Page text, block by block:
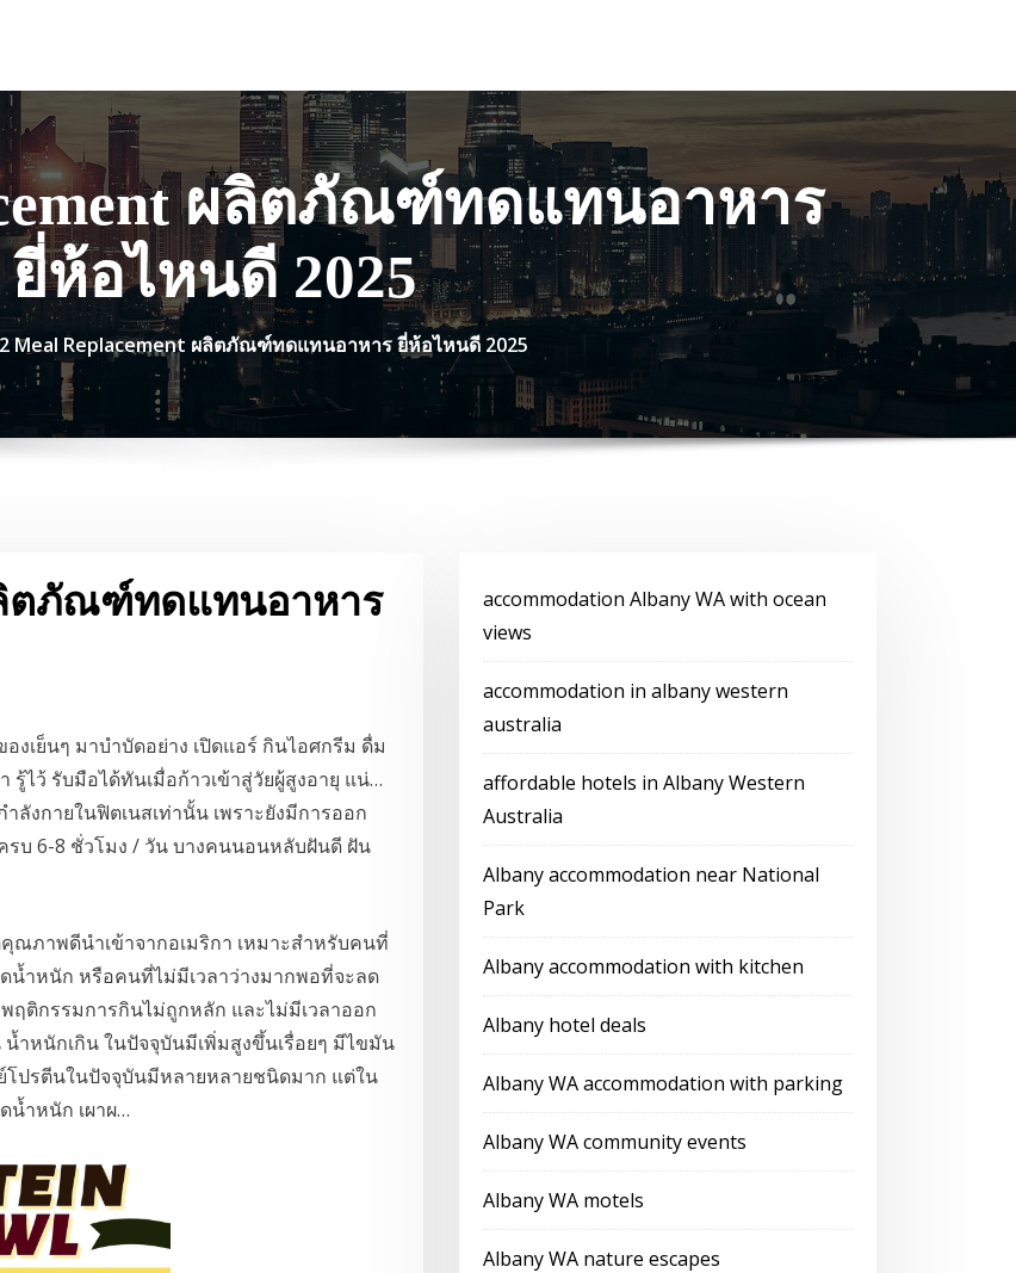
ผลิตภัณฑ์ทดแทนอาหาร
ยี่ห้อไหนดี 2025
Meal Replacement ผลิตภัณฑ์ทดแทนอาหาร ยี่ห้อไหนดี 2025
ลิตภัณฑ์ทดแทนอาหาร
เย็นๆ มาบำบัดอย่าง เปิดแอร์ กินไอศกรีม ดื่ม
ไว้ รับมือได้ทันเมื่อก้าวเข้าสู่วัยผู้สูงอายุ แน่…
ลังกายในฟิตเนสเท่านั้น เพราะยังมีการออก
บ 6-8 ชั่วโมง / วัน บางคนนอนหลับฝันดี ฝัน
คุณภาพดีนำเข้าจากอเมริกา เหมาะสำหรับคนที่
น้ำหนัก หรือคนที่ไม่มีเวลาว่างมากพอที่จะลด
ฤติกรรมการกินไม่ถูกหลัก และไม่มีเวลาออก
ำหนักเกิน ในปัจจุบันมีเพิ่มสูงขึ้นเรื่อยๆ มีไขมัน
โปรตีนในปัจจุบันมีหลายหลายชนิดมาก แต่ใน
น้ำหนัก เผาผ…
accommodation Albany WA with ocean
views
accommodation in albany western
australia
affordable hotels in Albany Western
Australia
Albany accommodation near National
Park
Albany accommodation with kitchen
Albany hotel deals
Albany WA accommodation with parking
Albany WA community events
Albany WA motels
Albany WA nature escapes